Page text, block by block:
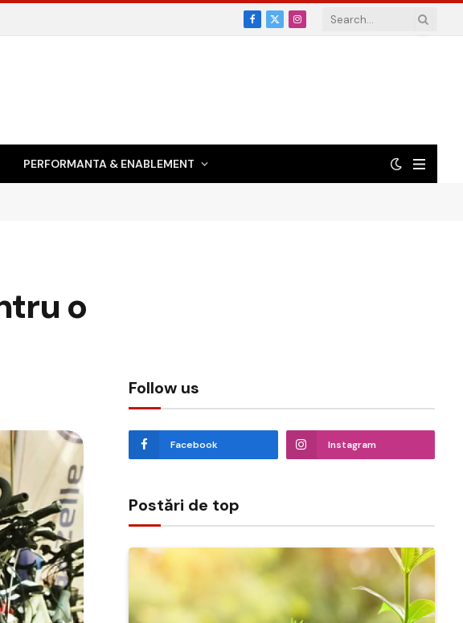
Facebook
X
Instagram
PERFORMANTA & ENABLEMENT
o
Follow us
Facebook Instagram
Postări de top